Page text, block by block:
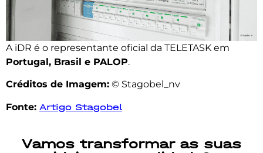
A iDR é o representante oficial da TELETASK em
Portugal, Brasil e PALOP.
Créditos de Imagem: © Stagobel_nv
Fonte: Artigo Stagobel
Vamos transformar as suas